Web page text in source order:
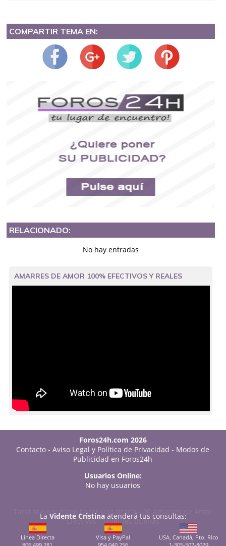
COMPARTIR TEMA EN:
RELACIONADO:
No hay entradas
AMARRES DE AMOR 100% EFECTIVOS Y REALES
Foros24h.com 2026
Contacto -Aviso Legal y Política de Privacidad - Modos de
Publicidad en Foros24h
Usuarios Online:
No hay usuarios
Tarot sí o no: cómo hacer una tirada-
20 Amarres de Amor
Efectivos-Videntes Buenas
La Vidente Cristinaatenderá tus consultas:
Línea Directa
Visa y PayPal
USA, Canadá, Pto. Rico